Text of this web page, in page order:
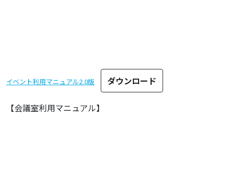
イベント利用マニュアル2.0版 ダウンロード
【会議室利用マニュアル】